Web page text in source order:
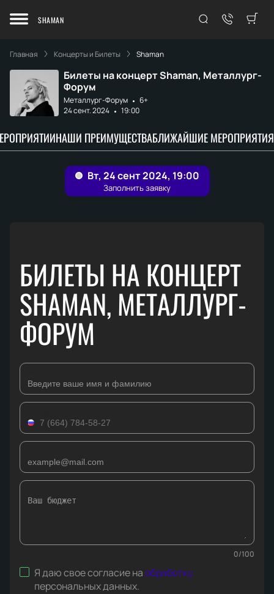
SHAMAN
Главная Концерты и Билеты Shaman
Билеты на концерт Shaman, Металлург-
Форум
Металлург-Форум
6+
24 сент. 2024
19:00
НАШИ ПРЕИМУЩЕСТВАБЛИЖАЙШИЕ МЕРОПРИЯТИЯ
БИЛЕТЫ НА КОНЦЕРТ
SHAMAN, МЕТАЛЛУРГ-
ФОРУМ
0/100
Я даю свое согласие наобработку
персональных данных.